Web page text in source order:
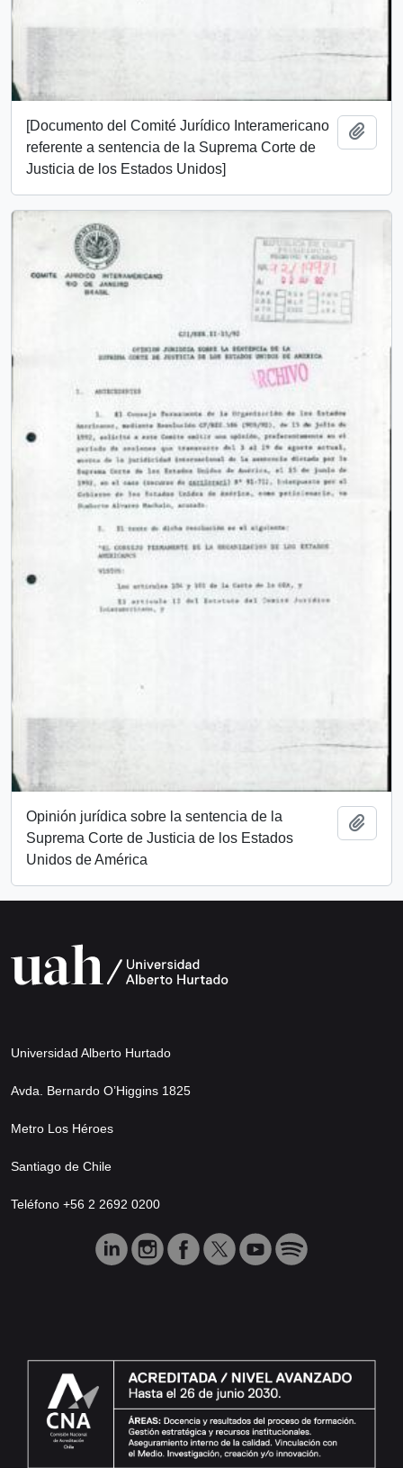
[Documento del Comité Jurídico Interamericano
referente a sentencia de la Suprema Corte de
Justicia de los Estados Unidos]
Opinión jurídica sobre la sentencia de la
Suprema Corte de Justicia de los Estados
Unidos de América
Universidad Alberto Hurtado
Avda. Bernardo O’Higgins 1825
Metro Los Héroes
Santiago de Chile
Teléfono +56 2 2692 0200